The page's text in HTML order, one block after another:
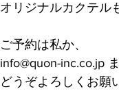
オリジナルカクテル
ご予約は私か、
info@quon-inc.co.jp
どうぞよろしくお願